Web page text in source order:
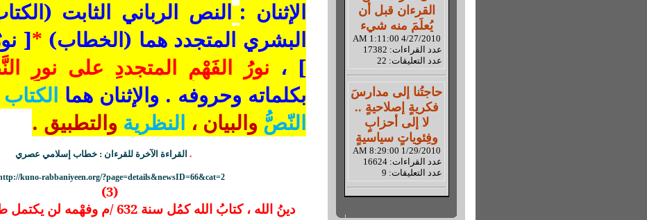
القرءان قبل أن
يُعلَمَ منه شيء
4/27/2010 1:11:00 AM
عدد القراءات: 17382
عدد التعليقات: 22
حاجتُنا إلى مدارسَ
فكريةٍ إصلاحيةٍ ..
لا إلى أحزابٍ
وفِئوياتٍ سياسيةٍ
1/29/2010 8:29:00 AM
عدد القراءات: 16624
عدد التعليقات: 9
الإثنان : النص الرباني الثابت
البشري المتجدد هما (الخطاب) *
[
] ، نورُ الفَهْمِ المتجددِ على نورِ
بكلماته وحروفه . والإثنان هما الكتاب
النّصُّ والبيان ، النظرية والتطبيق .
. القراءة الآخرة للقرءان :خطاب إسلامي عصري
kuno-rabbaniyeen.org/?page=details&newsID=66&cat=2
(3)
دينُ الله ، كتابُ الله كمُل سنة 632 /م